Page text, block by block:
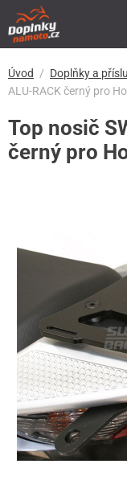
Úvod Doplňky a
ALU-RACK černý pro
Top nosič
černý pro